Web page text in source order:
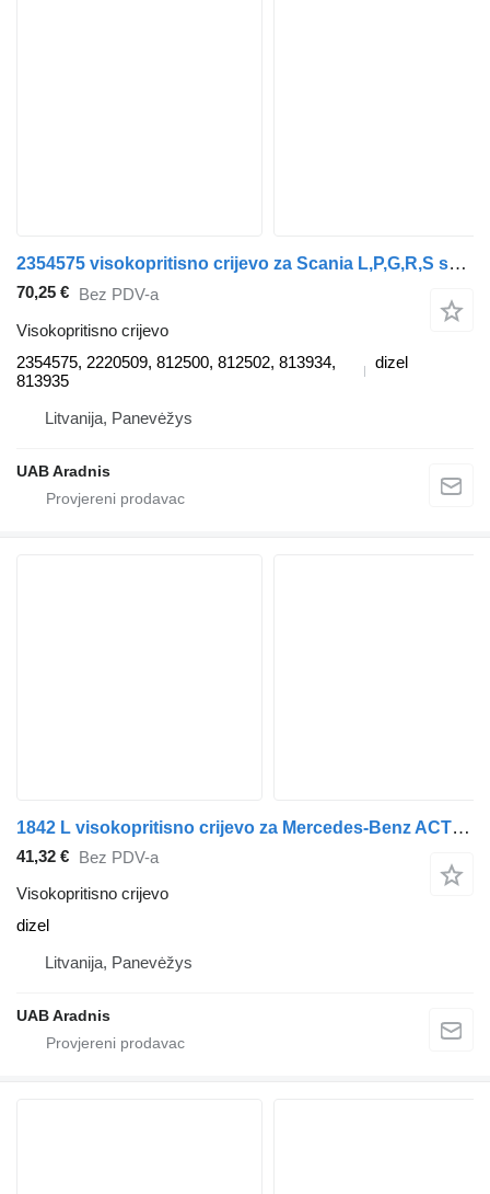
2354575 visokopritisno crijevo za Scania L,P,G,R,S series kamiona
70,25 € Bez PDV-a
Visokopritisno crijevo
2354575, 2220509, 812500, 812502, 813934,
813935
dizel
Litvanija, Panevėžys
UAB Aradnis
1842 L visokopritisno crijevo za Mercedes-Benz ACTROS MP4 kamiona
41,32 € Bez PDV-a
Visokopritisno crijevo
dizel
Litvanija, Panevėžys
UAB Aradnis